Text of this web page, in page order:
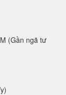
(Gần ngã tư